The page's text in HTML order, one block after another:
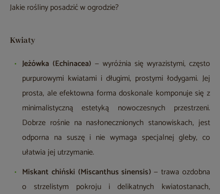
Jakie rośliny posadzić w ogrodzie?
Kwiaty
Jeżówka (Echinacea) — wyróżnia się wyrazistymi, często
purpurowymi kwiatami i długimi, prostymi łodygami. Jej
prosta, ale efektowna forma doskonale komponuje się z
minimalistyczną estetyką nowoczesnych przestrzeni.
Dobrze rośnie na nasłonecznionych stanowiskach, jest
odporna na suszę i nie wymaga specjalnej gleby, co
ułatwia jej utrzymanie.
Miskant chiński (Miscanthus sinensis) — trawa ozdobna
o strzelistym pokroju i delikatnych kwiatostanach,